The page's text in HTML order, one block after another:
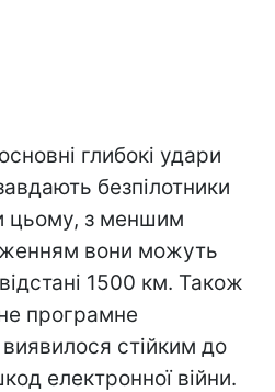
глибокі удари
безпілотники
цьому, з меншим
вони можуть
1500 км. Також
програмне
стійким до
електронної війни.